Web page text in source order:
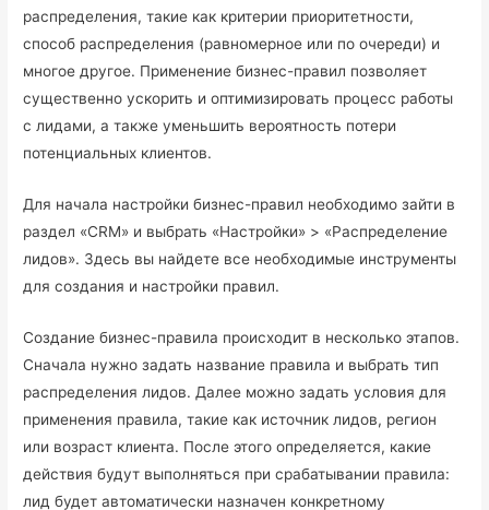
распределения, такие как критерии приоритетности,
способ распределения (равномерное или по очереди) и
многое другое. Применение бизнес-правил позволяет
существенно ускорить и оптимизировать процесс работы
с лидами, а также уменьшить вероятность потери
потенциальных клиентов.
Для начала настройки бизнес-правил необходимо зайти в
раздел «CRM» и выбрать «Настройки» > «Распределение
лидов». Здесь вы найдете все необходимые инструменты
для создания и настройки правил.
Создание бизнес-правила происходит в несколько этапов.
Сначала нужно задать название правила и выбрать тип
распределения лидов. Далее можно задать условия для
применения правила, такие как источник лидов, регион
или возраст клиента. После этого определяется, какие
действия будут выполняться при срабатывании правила:
лид будет автоматически назначен конкретному